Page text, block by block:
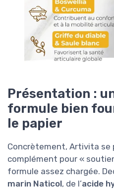
Présentation :
formule bien
le papier
Concrètement, Artivita se
complément pour «
formule assez chargée.
marin Naticol, de l’acide